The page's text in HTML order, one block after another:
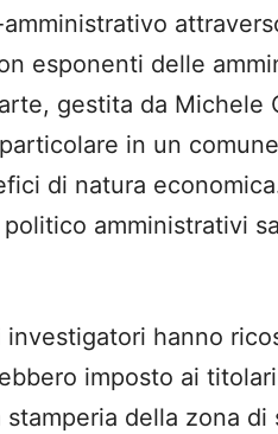
esponenti delle
gestita da Michele
in un
di natura
amministrativi
hanno
imposto ai
della zona